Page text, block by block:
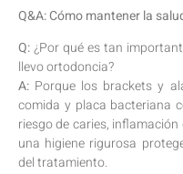
Q&A: Cómo mantener la
Q:¿Por‍ qué es tan
llevo ortodoncia?⁢ ​
A: Porque ⁢los brackets y
comida y placa bacteriana
riesgo de caries,
una‍ higiene ⁣rigurosa
del tratamiento.